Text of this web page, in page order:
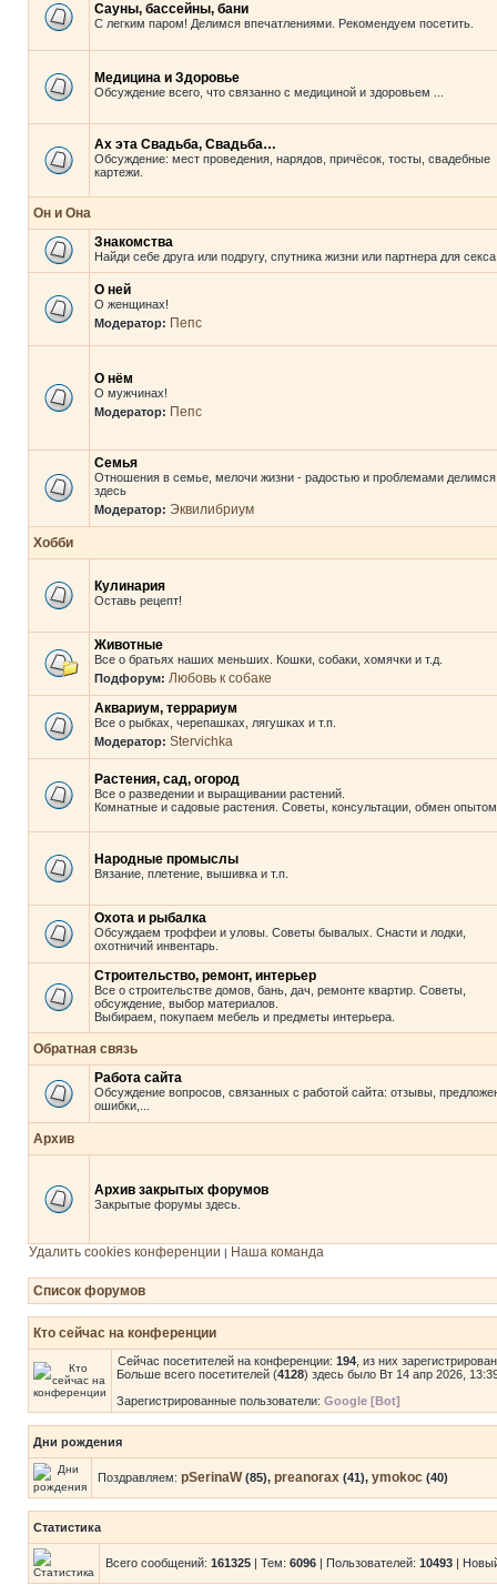
Сауны, бассейны, бани
С легким паром! Делимся впечатлениями. Рекомендуем посетить.
Медицина и Здоровье
Обсуждение всего, что связанно с медициной и здоровьем ...
Ах эта Свадьба, Свадьба…
Обсуждение: мест проведения, нарядов, причёсок, тосты, свадебные
картежи.
Он и Она
Знакомства
Найди себе друга или подругу, спутника жизни или партнера для
О ней
О женщинах!
Модератор: Пепс
О нём
О мужчинах!
Модератор: Пепс
Семья
Отношения в семье, мелочи жизни - радостью и проблемами делимся
здесь
Модератор: Эквилибриум
Хобби
Кулинария
Оставь рецепт!
Животные
Все о братьях наших меньших. Кошки, собаки, хомячки и т.д.
Подфорум: Любовь к собаке
Аквариум, террариум
Все о рыбках, черепашках, лягушках и т.п.
Модератор: Stervichka
Растения, сад, огород
Все о разведении и выращивании растений.
Комнатные и садовые растения. Советы, консультации, обмен
Народные промыслы
Вязание, плетение, вышивка и т.п.
Охота и рыбалка
Обсуждаем троффеи и уловы. Советы бывалых. Снасти и лодки,
охотничий инвентарь.
Строительство, ремонт, интерьер
Все о строительстве домов, бань, дач, ремонте квартир. Советы,
обсуждение, выбор материалов.
Выбираем, покупаем мебель и предметы интерьера.
Обратная связь
Работа сайта
Обсуждение вопросов, связанных с работой сайта: отзывы,
ошибки,...
Архив
Архив закрытых форумов
Закрытые форумы здесь.
Удалить cookies конференции | Наша команда
Список форумов
Кто сейчас на конференции
Сейчас посетителей на конференции: 194 , из них
Больше всего посетителей (4128) здесь было Вт 14 апр 2026,
Зарегистрированные пользователи: Google [Bot]
Дни рождения
Поздравляем: pSerinaW(85), preanorax (41), ymokoc (40)
Статистика
Всего сообщений: 161325 | Тем: 6096 | Пользователей: 10493 |